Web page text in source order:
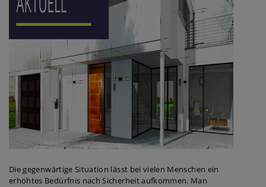
Die gegenwärtige Situation lässt bei vielen Menschen ein
erhöhtes Bedürfnis nach Sicherheit aufkommen. Man